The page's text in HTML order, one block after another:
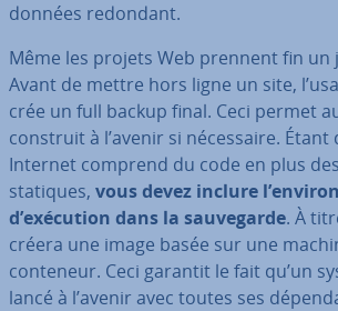
données redondant.
Même les projets Web prennent fin un
Avant de mettre hors ligne un site,
crée un full backup final. Ceci permet
cons­truit à l’avenir si né­ces­saire. Étant
Internet comprend du code en plus
statiques, vous devez inclure
d’exécution dans la sau­ve­garde. À
créera une image basée sur une
conteneur. Ceci garantit le fait qu’un
lancé à l’avenir avec toutes ses